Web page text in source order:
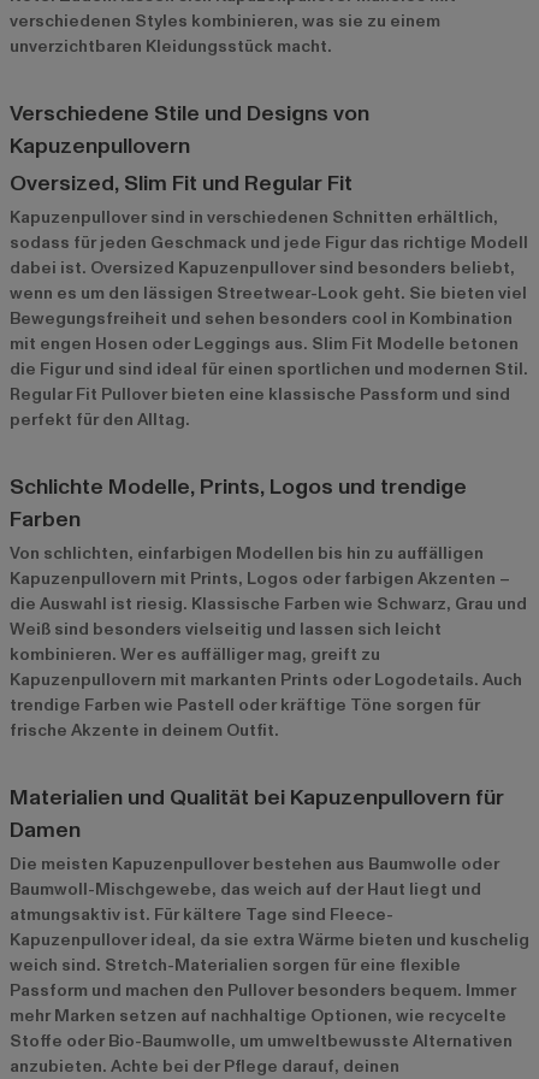
verschiedenen Styles kombinieren, was sie zu einem
unverzichtbaren Kleidungsstück macht.
Verschiedene Stile und Designs von
Kapuzenpullovern
Oversized, Slim Fit und Regular Fit
Kapuzenpullover sind in verschiedenen Schnitten erhältlich,
sodass für jeden Geschmack und jede Figur das richtige Modell
dabei ist. Oversized Kapuzenpullover sind besonders beliebt,
wenn es um den lässigen Streetwear-Look geht. Sie bieten viel
Bewegungsfreiheit und sehen besonders cool in Kombination
mit engen Hosen oder Leggings aus. Slim Fit Modelle betonen
die Figur und sind ideal für einen sportlichen und modernen Stil.
Regular Fit Pullover bieten eine klassische Passform und sind
perfekt für den Alltag.
Schlichte Modelle, Prints, Logos und trendige
Farben
Von schlichten, einfarbigen Modellen bis hin zu auffälligen
Kapuzenpullovern mit Prints, Logos oder farbigen Akzenten –
die Auswahl ist riesig. Klassische Farben wie Schwarz, Grau und
Weiß sind besonders vielseitig und lassen sich leicht
kombinieren. Wer es auffälliger mag, greift zu
Kapuzenpullovern mit markanten Prints oder Logodetails. Auch
trendige Farben wie Pastell oder kräftige Töne sorgen für
frische Akzente in deinem Outfit.
Materialien und Qualität bei Kapuzenpullovern für
Damen
Die meisten Kapuzenpullover bestehen aus Baumwolle oder
Baumwoll-Mischgewebe, das weich auf der Haut liegt und
atmungsaktiv ist. Für kältere Tage sind Fleece-
Kapuzenpullover ideal, da sie extra Wärme bieten und kuschelig
weich sind. Stretch-Materialien sorgen für eine flexible
Passform und machen den Pullover besonders bequem. Immer
mehr Marken setzen auf nachhaltige Optionen, wie recycelte
Stoffe oder Bio-Baumwolle, um umweltbewusste Alternativen
anzubieten. Achte bei der Pflege darauf, deinen